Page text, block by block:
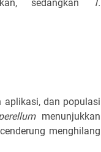
sedangkan
T.
dan populasi
menunjukkan
menghilang